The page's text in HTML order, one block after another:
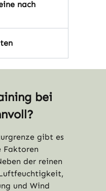
nach
bei
gibt es
Faktoren
der reinen
und Wind